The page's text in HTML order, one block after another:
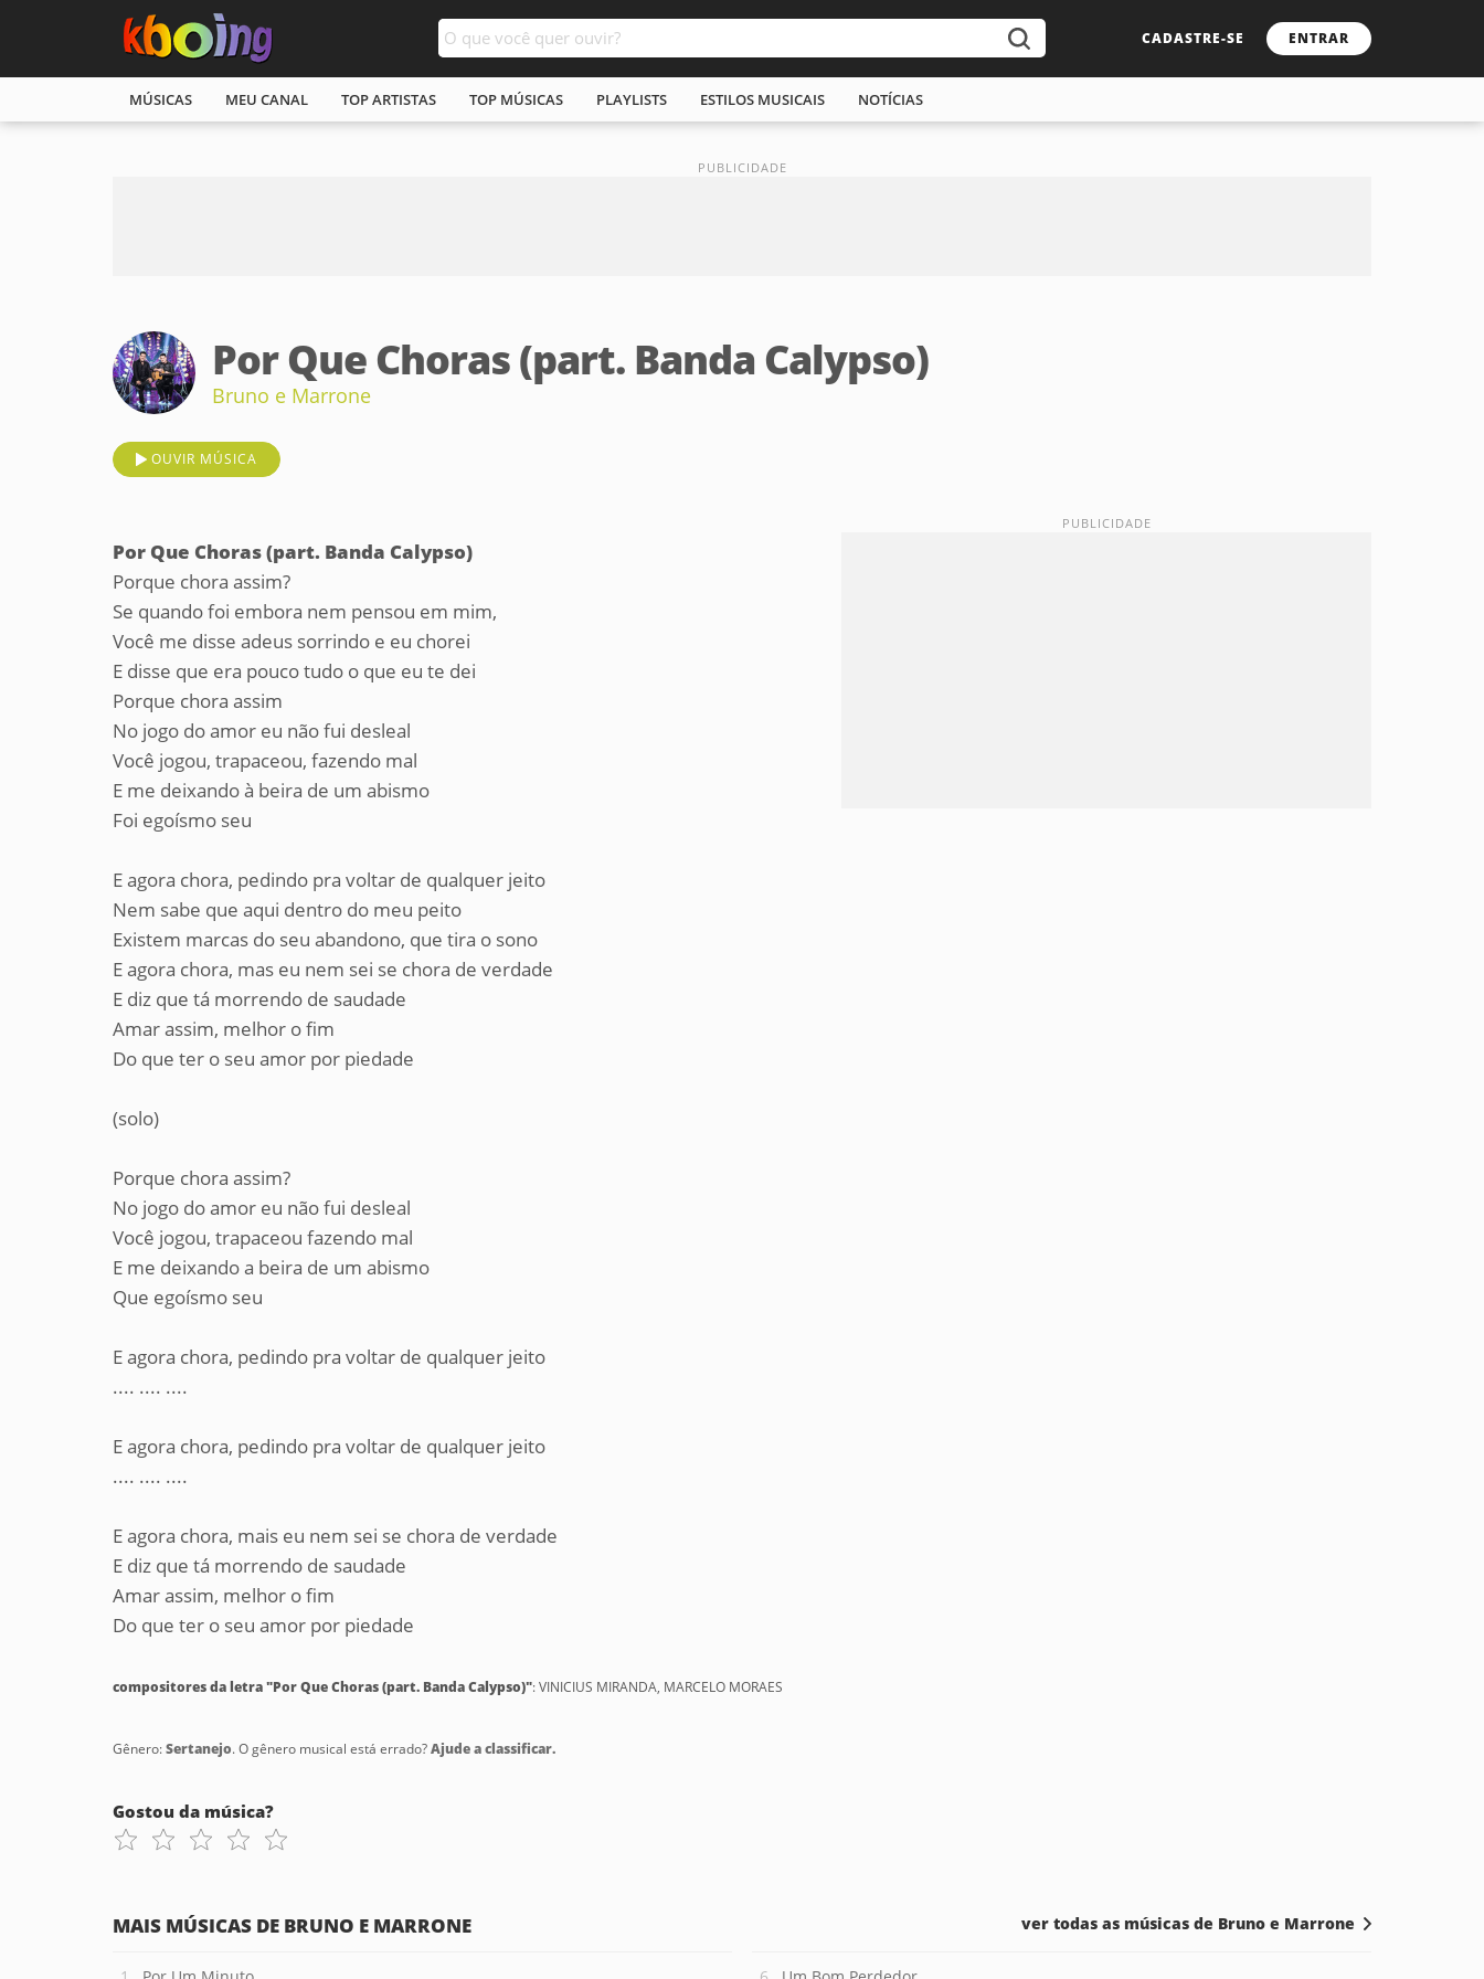
CADASTRE-SE ENTRAR
MÚSICAS MEU CANAL TOP ARTISTAS TOP MÚSICAS PLAYLISTS ESTILOS MUSICAIS NOTÍCIAS
Por Que Choras (part. Banda Calypso)
Bruno e Marrone
OUVIR MÚSICA
Por Que Choras (part. Banda Calypso)
Porque chora assim?
Se quando foi embora nem pensou em mim,
Você me disse adeus sorrindo e eu chorei
E disse que era pouco tudo o que eu te dei
Porque chora assim
No jogo do amor eu não fui desleal
Você jogou, trapaceou, fazendo mal
E me deixando à beira de um abismo
Foi egoísmo seu
E agora chora, pedindo pra voltar de qualquer jeito
Nem sabe que aqui dentro do meu peito
Existem marcas do seu abandono, que tira o sono
E agora chora, mas eu nem sei se chora de verdade
E diz que tá morrendo de saudade
Amar assim, melhor o fim
Do que ter o seu amor por piedade
(solo)
Porque chora assim?
No jogo do amor eu não fui desleal
Você jogou, trapaceou fazendo mal
E me deixando a beira de um abismo
Que egoísmo seu
E agora chora, pedindo pra voltar de qualquer jeito
.... .... ....
E agora chora, pedindo pra voltar de qualquer jeito
.... .... ....
E agora chora, mais eu nem sei se chora de verdade
E diz que tá morrendo de saudade
Amar assim, melhor o fim
Do que ter o seu amor por piedade
compositores da letra "Por Que Choras (part. Banda Calypso)": VINICIUS MIRANDA, MARCELO MORAES
Gênero:Sertanejo. O gênero musical está errado?Ajude a classificar.
Gostou da música?
MAIS MÚSICAS DE BRUNO E MARRONE ver todas as músicas de Bruno e Marrone